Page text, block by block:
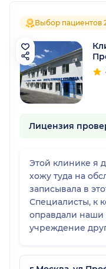
Выбор пациентов
Лицензия
Этой клинике я
хожу туда на
записывала в
Специалисты, к
оправдали
учреждение